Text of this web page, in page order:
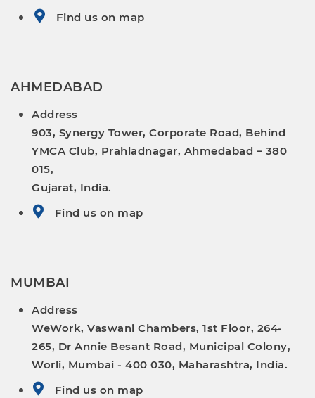
Find us on map
AHMEDABAD
Address
903, Synergy Tower, Corporate Road, Behind
YMCA Club, Prahladnagar, Ahmedabad – 380
015,
Gujarat, India.
Find us on map
MUMBAI
Address
WeWork, Vaswani Chambers, 1st Floor, 264-
265, Dr Annie Besant Road, Municipal Colony,
Worli, Mumbai - 400 030, Maharashtra, India.
Find us on map